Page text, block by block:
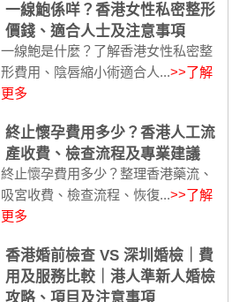
一線鮑係咩？香港女性私密整形
價錢、適合人士及注意事項
一線鮑是什麼？了解香港女性私密整
形費用、陰唇縮小術適合人...>>了解
更多
終止懷孕費用多少？香港人工流
產收費、檢查流程及專業建議
終止懷孕費用多少？整理香港藥流、
吸宮收費、檢查流程、恢復...>>了解
更多
香港婚前檢查 VS 深圳婚檢｜費
用及服務比較｜港人準新人婚檢
攻略、項目及注意事項